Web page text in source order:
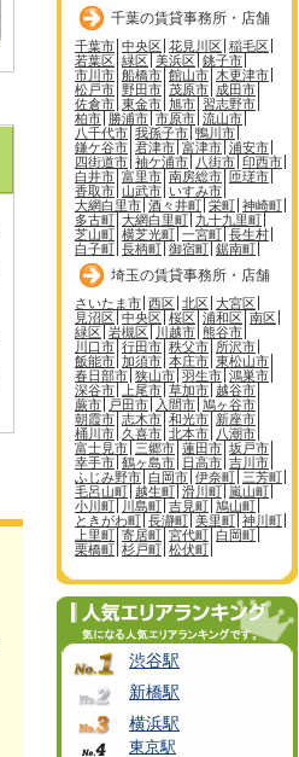
千葉の賃貸事務所・店舗
千葉市 中央区 花見川区 稲毛区
若葉区 緑区 美浜区 銚子市
市川市 船橋市 館山市 木更津市
松戸市 野田市 茂原市 成田市
佐倉市 東金市 旭市 習志野市
柏市 勝浦市 市原市 流山市
八千代市 我孫子市 鴨川市
鎌ケ谷市 君津市 富津市 浦安市
四街道市 袖ケ浦市 八街市 印西市
白井市 富里市 南房総市 匝瑳市
香取市 山武市 いすみ市
大網白里市 酒々井町 栄町 神崎町
多古町 大網白里町 九十九里町
芝山町 横芝光町 一宮町 長生村
白子町 長柄町 御宿町 鋸南町
埼玉の賃貸事務所・店舗
さいたま市 西区 北区 大宮区
見沼区 中央区 桜区 浦和区 南区
緑区 岩槻区 川越市 熊谷市
川口市 行田市 秩父市 所沢市
飯能市 加須市 本庄市 東松山市
春日部市 狭山市 羽生市 鴻巣市
深谷市
上尾市 草加市 越谷市
蕨市
戸田市 入間市 鳩ヶ谷市
朝霞市 志木市 和光市 新座市
桶川市 久喜市 北本市
八潮市
富士見市 三郷市 蓮田市 坂戸市
幸手市 鶴ヶ島市 日高市 吉川市
ふじみ野市 白岡市 伊奈町 三芳町
毛呂山町 越生町 滑川町 嵐山町
小川町
川島町 吉見町 鳩山町
ときがわ町 長瀞町 美里町 神川町
上里町 寄居町 宮代町 白岡町
栗橋町 杉戸町 松伏町
渋谷駅
新橋駅
横浜駅
東京駅